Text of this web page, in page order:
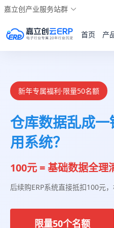
嘉立创产业服务站群
首页 产
新年专属福利·限量50名额
仓库数据乱成
用系统？
100元 = 基础数据全理
后续购ERP系统直接抵扣100元，
限量50个名额